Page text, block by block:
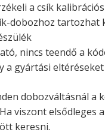
a csík
dobozhoz tartozhat
nincs teendő a
a gyártási
dobozváltásnál a
viszont elsődleges
keresni.